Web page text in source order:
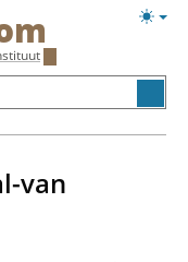
van